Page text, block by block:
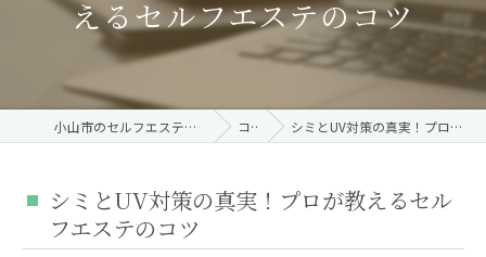
えるセルフエステのコツ
小山市のセルフエステならご近所エステ 小山店 コラム シミとUV対策の真実！プロが教えるセルフエステのコツ
シミとUV対策の真実！プロが教えるセル
フエステのコツ